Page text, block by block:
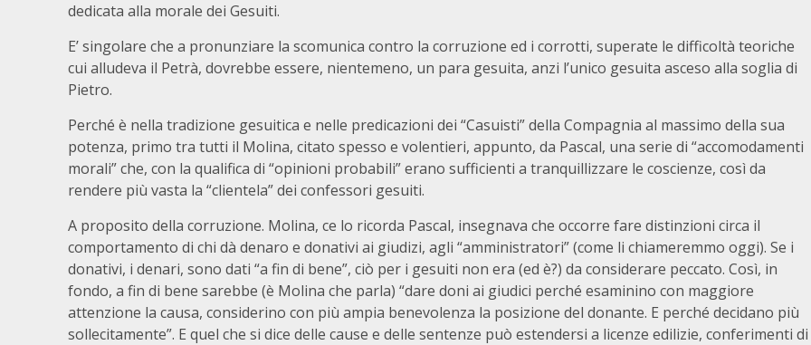
dedicata alla morale dei Gesuiti.
E’ singolare che a pronunziare la scomunica contro la corruzione ed i corrotti, superate le difficoltà teoriche
cui alludeva il Petrà, dovrebbe essere, nientemeno, un para gesuita, anzi l’unico gesuita asceso alla soglia di
Pietro.
Perché è nella tradizione gesuitica e nelle predicazioni dei “Casuisti” della Compagnia al massimo della sua
potenza, primo tra tutti il Molina, citato spesso e volentieri, appunto, da Pascal, una serie di “accomodamenti
morali” che, con la qualifica di “opinioni probabili” erano sufficienti a tranquillizzare le coscienze, così da
rendere più vasta la “clientela” dei confessori gesuiti.
A proposito della corruzione. Molina, ce lo ricorda Pascal, insegnava che occorre fare distinzioni circa il
comportamento di chi dà denaro e donativi ai giudizi, agli “amministratori” (come li chiameremmo oggi). Se i
donativi, i denari, sono dati “a fin di bene”, ciò per i gesuiti non era (ed è?) da considerare peccato. Così, in
fondo, a fin di bene sarebbe (è Molina che parla) “dare doni ai giudici perché esaminino con maggiore
attenzione la causa, considerino con più ampia benevolenza la posizione del donante. E perché decidano più
sollecitamente”. E quel che si dice delle cause e delle sentenze può estendersi a licenze edilizie, conferimenti di